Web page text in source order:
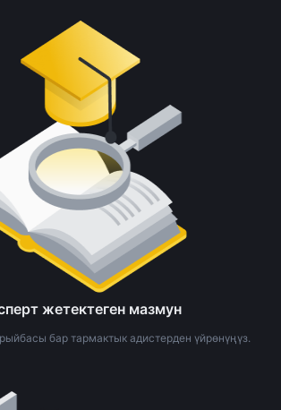
жетектеген мазмун
бар тармактык адистерден үйрөнүңүз.